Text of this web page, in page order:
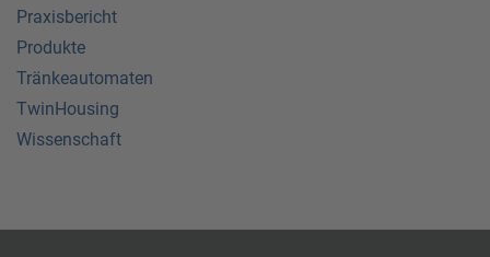
Praxisbericht
Produkte
Tränkeautomaten
TwinHousing
Wissenschaft